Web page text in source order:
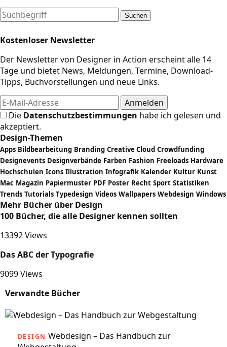
Suchen
Kostenloser Newsletter
Der Newsletter von Designer in Action erscheint alle 14
Tage und bietet News, Meldungen, Termine, Download-
Tipps, Buchvorstellungen und neue Links.
Die Datenschutzbestimmungen habe ich gelesen und
akzeptiert.
Design-Themen
Apps Bildbearbeitung Branding Creative Cloud Crowdfunding
Designevents Designverbände Farben Fashion Freeloads Hardware
Hochschulen Icons Illustration Infografik Kalender Kultur Kunst
Mac Magazin Papiermuster PDF Poster Recht Sport Statistiken
Trends Tutorials Typedesign Videos Wallpapers Webdesign Windows
Mehr Bücher über Design
100 Bücher, die alle Designer kennen sollten
13392 Views
Das ABC der Typografie
9099 Views
Verwandte Bücher
DESIGN Webdesign – Das Handbuch zur